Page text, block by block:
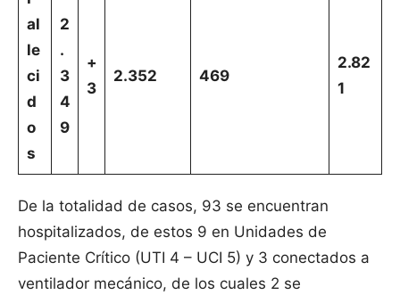
al
le
ci
d
o
s
2
.
3
4
9
+
3
2.352 469
2.82
1
De la totalidad de casos, 93 se encuentran
hospitalizados, de estos 9 en Unidades de
Paciente Crítico (UTI 4 – UCI 5) y 3 conectados a
ventilador mecánico, de los cuales 2 se